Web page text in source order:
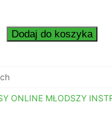
Dodaj do koszyka
ONLINE MŁODSZY